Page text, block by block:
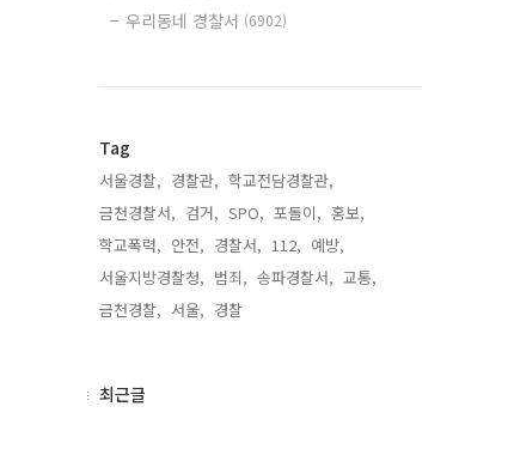
우리동네 경찰서 (6902)
Tag
서울경찰, 경찰관, 학교전담경찰관,
금천경찰서, 검거, SPO, 포돌이, 홍보,
학교폭력, 안전, 경찰서, 112, 예방,
서울지방경찰청, 범죄, 송파경찰서, 교통,
금천경찰, 서울, 경찰,
최
최근글